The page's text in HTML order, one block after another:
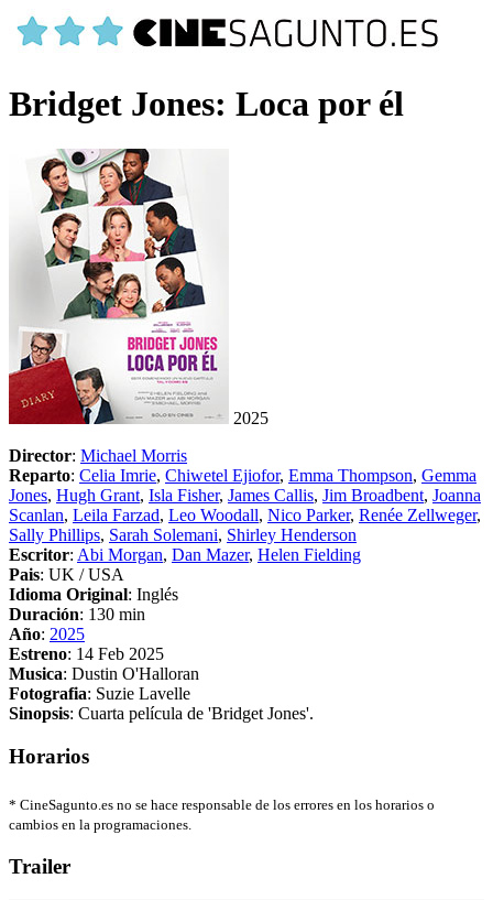
Bridget Jones: Loca por él
2025
Director: Michael Morris
Reparto: Celia Imrie, Chiwetel Ejiofor, Emma Thompson, Gemma
Jones, Hugh Grant, Isla Fisher, James Callis, Jim Broadbent, Joanna
Scanlan, Leila Farzad, Leo Woodall, Nico Parker, Renée Zellweger,
Sally Phillips, Sarah Solemani, Shirley Henderson
Escritor: Abi Morgan, Dan Mazer, Helen Fielding
Pais: UK / USA
Idioma Original: Inglés
Duración: 130 min
Año: 2025
Estreno: 14 Feb 2025
Musica: Dustin O'Halloran
Fotografia: Suzie Lavelle
Sinopsis: Cuarta película de 'Bridget Jones'.
Horarios
* CineSagunto.es no se hace responsable de los errores en los horarios o
cambios en la programaciones.
Trailer